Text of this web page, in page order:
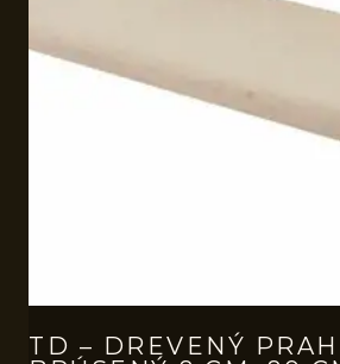
TD – DREVENÝ